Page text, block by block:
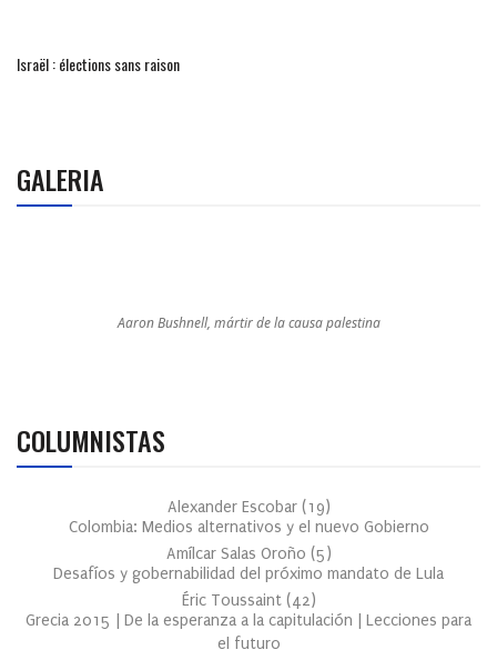
Israël : élections sans raison
GALERIA
Aaron Bushnell, mártir de la causa palestina
COLUMNISTAS
Alexander Escobar (19)
Colombia: Medios alternativos y el nuevo Gobierno
Amílcar Salas Oroño (5)
Desafíos y gobernabilidad del próximo mandato de Lula
Éric Toussaint (42)
Grecia 2015 | De la esperanza a la capitulación | Lecciones para
el futuro